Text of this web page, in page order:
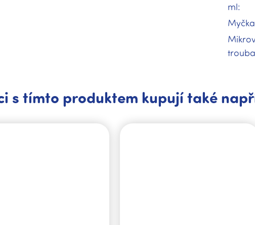
ml:
Myčka
trouba
s tímto produktem kupují také